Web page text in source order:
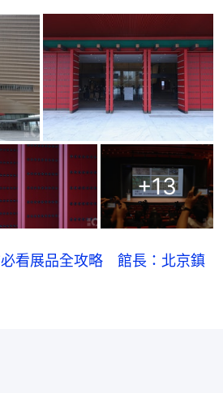
+13
看展品全攻略 館長：北京鎮